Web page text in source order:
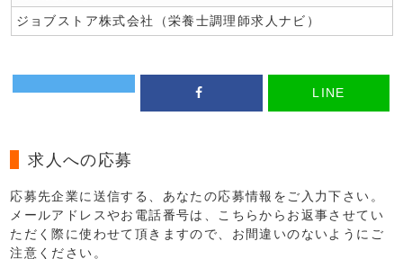
ジョブストア株式会社（栄養士調理師求人ナビ）
LINE
求人への応募
応募先企業に送信する、あなたの応募情報をご入力下さい。
メールアドレスやお電話番号は、こちらからお返事させてい
ただく際に使わせて頂きますので、お間違いのないようにご
注意ください。